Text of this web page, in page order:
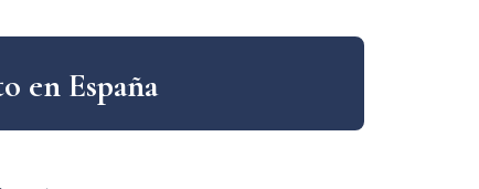
o en España